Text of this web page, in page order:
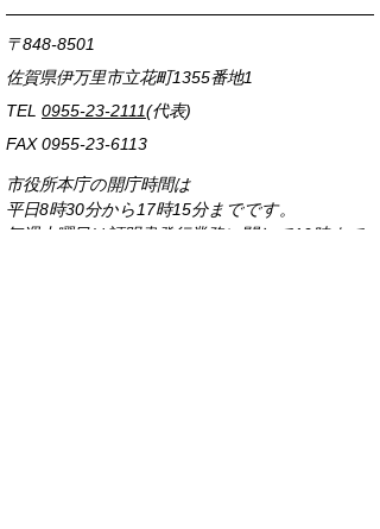
〒848-8501
佐賀県伊万里市立花町1355番地1
TEL 0955-23-2111(代表)
FAX 0955-23-6113
市役所本庁の開庁時間は
平日8時30分から17時15分までです。
毎週火曜日は証明書発行業務に関して19時まで